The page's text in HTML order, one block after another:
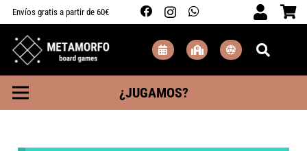
Envíos gratis a partir de 60€
¿JUGAMOS?